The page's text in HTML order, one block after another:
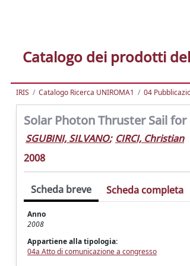
Catalogo dei prodotti
IRIS Catalogo Ricerca UNIROMA1 04
Solar Photon Thruster Sail
SGUBINI, SILVANO; CIRCI, Christian
2008
Scheda breve Scheda completa
Anno
2008
Appartiene alla tipologia:
04a Atto di comunicazione a congresso